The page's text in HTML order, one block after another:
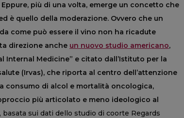
più di una volta, emerge un concetto che
è quello della moderazione. Ovvero che un
come può essere il vino non ha ricadute
direzione anche un nuovo studio americano,
Internal Medicine” e citato dall’Istituto per la
(Irvas), che riporta al centro dell’attenzione
consumo di alcol e mortalità oncologica,
più articolato e meno ideologico al
basata sui dati dello studio di coorte Regards